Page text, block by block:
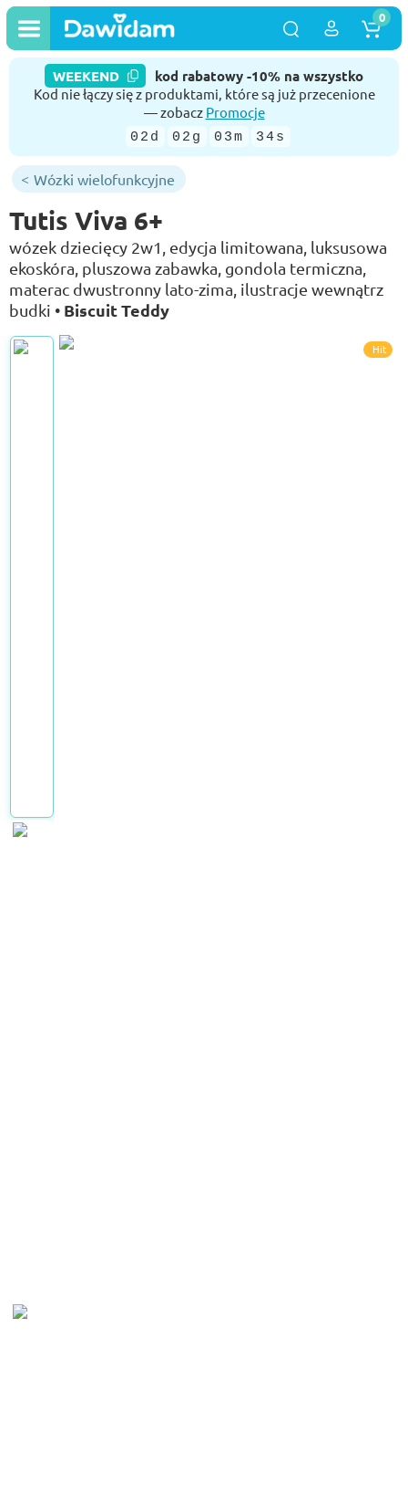
WEEKEND kod rabatowy -10% na wszystko
Kod nie łączy się z produktami, które są już przecenione
— zobacz Promocje
02d 02g 03m 33s
0
Wózki wielofunkcyjne
Tutis Viva 6+
wózek dziecięcy 2w1, edycja limitowana, luksusowa
ekoskóra, pluszowa zabawka, gondola termiczna,
materac dwustronny lato-zima, ilustracje wewnątrz
budki • Biscuit Teddy
Hit